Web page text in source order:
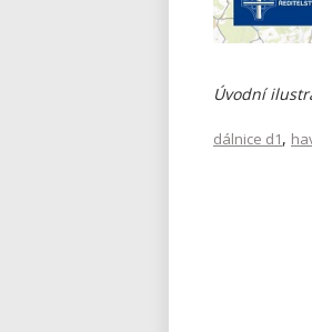
Úvodní
dálnice d1,